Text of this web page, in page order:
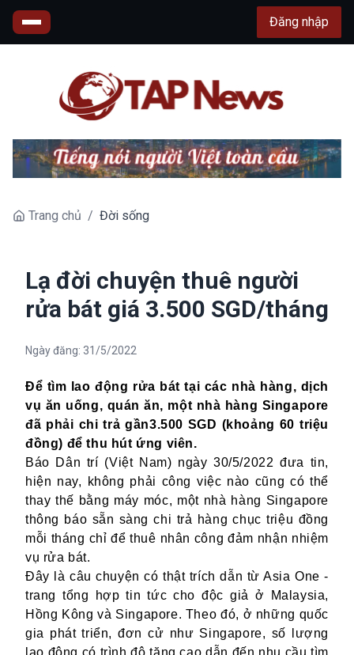
Đăng nhập
Trang chủ / Đời sống
Lạ đời chuyện thuê người
rửa bát giá 3.500 SGD/tháng
Ngày đăng: 31/5/2022
Để tìm lao động rửa bát tại các nhà hàng, dịch
vụ ăn uống, quán ăn, một nhà hàng Singapore
đã phải chi trả gần3.500 SGD (khoảng 60 triệu
đồng) để thu hút ứng viên.
Báo Dân trí (Việt Nam) ngày 30/5/2022 đưa tin,
hiện nay, không phải công việc nào cũng có thể
thay thế bằng máy móc, mộtnhà hàng Singapore
thông báo sẵn sàngchi trả hàng chục triệu đồng
mỗi tháng chỉ để thuê nhân công đảm nhận nhiệm
vụ rửa bát.
Đây là câu chuyện có thật trích dẫn từ Asia One -
trang tổng hợp tin tức cho độc giả ở Malaysia,
Hồng Kông và Singapore. Theo đó, ở những quốc
gia phát triển, đơn cử như Singapore, số lượng
lao động có trình độ tăng cao dẫn đến nhu cầu tìm